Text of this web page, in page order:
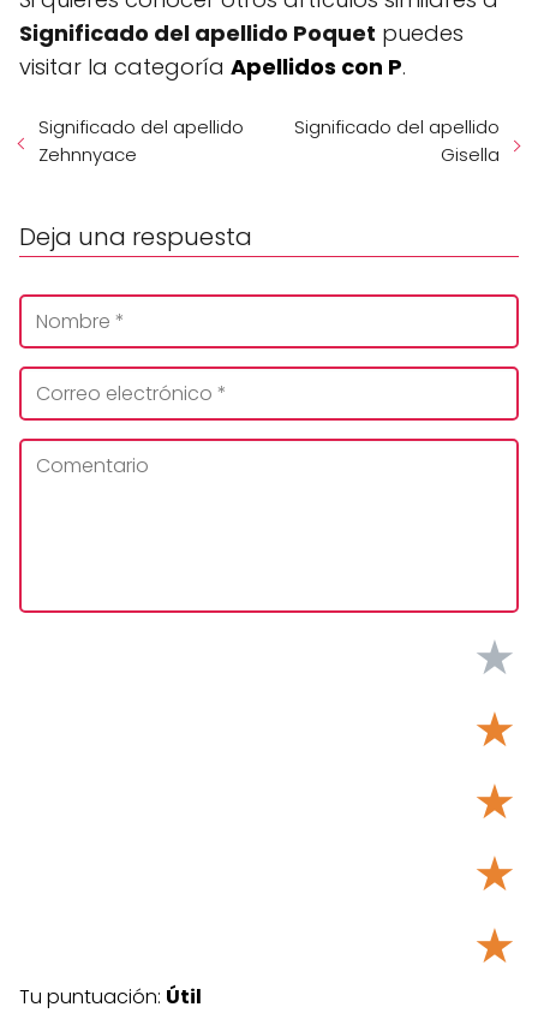
Significado del apellido Poquet puedes
visitar la categoría Apellidos con P.
Significado del apellido
Zehnnyace
Significado del apellido
Gisella
Deja una respuesta
★
★
★
★
★
Tu puntuación: Útil